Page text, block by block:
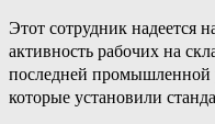
Этот сотрудник
активность рабочих на
последней
которые установили